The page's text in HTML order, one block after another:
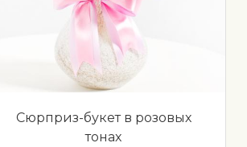
Сюрприз-букет в розовых
тонах